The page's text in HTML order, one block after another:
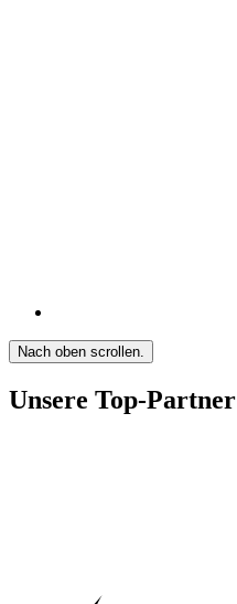
Nach oben scrollen.
Unsere Top-Partner